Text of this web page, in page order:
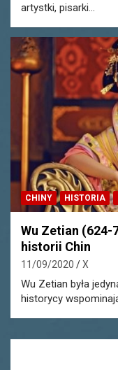
artystki, pisarki…
CHINY HISTORIA
Wu Zetian (624-
historii Chin
11/09/2020 X
Wu Zetian była
historycy